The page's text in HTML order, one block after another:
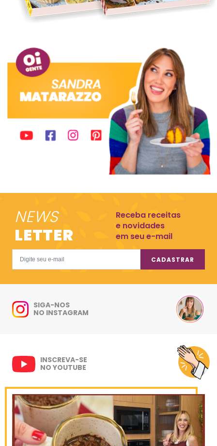
NEWS
LETTER
Receba receitas
e novidades
em seu e-mail
CADASTRAR
SIGA-NOS
NO INSTAGRAM
INSCREVA-SE
NO YOUTUBE